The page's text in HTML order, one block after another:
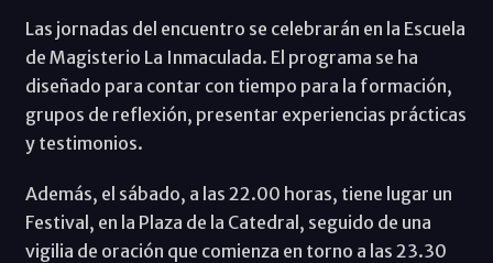
Las jornadas del encuentro se celebrarán en la Escuela
de Magisterio La Inmaculada. El programa se ha
diseñado para contar con tiempo para la formación,
grupos de reflexión, presentar experiencias prácticas
y testimonios.
Además, el sábado, a las 22.00 horas, tiene lugar un
Festival, en la Plaza de la Catedral, seguido de una
vigilia de oración que comienza en torno a las 23.30